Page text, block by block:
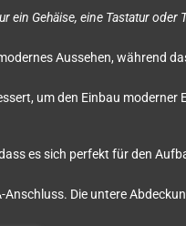
ein Gehäise, eine Tastatur oder
Aussehen, während
um den Einbau moderner
es sich perfekt für den
Anschluss. Die untere